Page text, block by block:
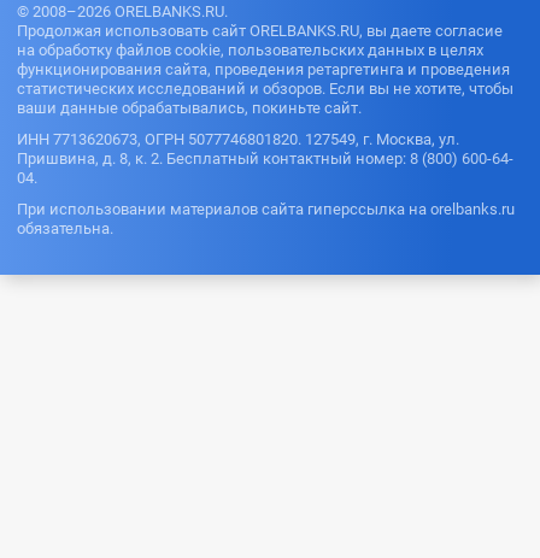
© 2008–2026 ORELBANKS.RU.
Продолжая использовать сайт ORELBANKS.RU, вы даете согласие
на обработку файлов cookie, пользовательских данных в целях
функционирования сайта, проведения ретаргетинга и проведения
статистических исследований и обзоров. Если вы не хотите, чтобы
ваши данные обрабатывались, покиньте сайт.
ИНН 7713620673, ОГРН 5077746801820. 127549, г. Москва, ул.
Пришвина, д. 8, к. 2. Бесплатный контактный номер: 8 (800) 600-64-
04.
При использовании материалов сайта гиперссылка на orelbanks.ru
обязательна.